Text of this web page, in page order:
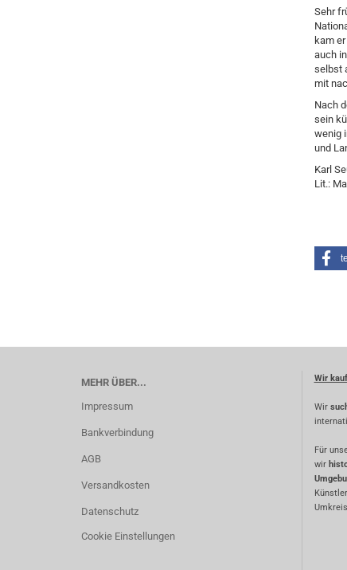
Sehr
kam
auch
selbst
mit
Nach
sein
wenig
und
Karl
Lit.:
MEHR ÜBER...
Impressum
Bankverbindung
AGB
Versandkosten
Datenschutz
Cookie Einstellungen
Wir
Wir
Für
wir